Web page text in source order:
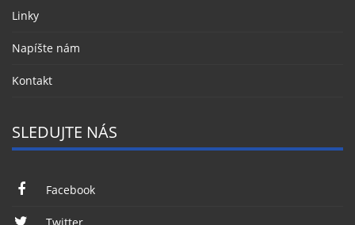
Linky
Napíšte nám
Kontakt
SLEDUJTE NÁS
Facebook